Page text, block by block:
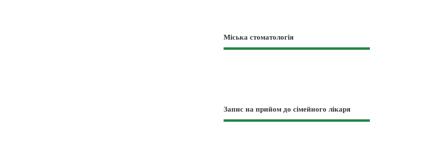
Міська стоматологія
Запис на прийом до сімейного лікаря